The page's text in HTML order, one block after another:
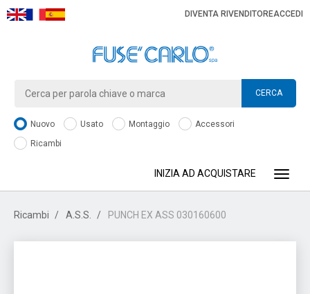
DIVENTA RIVENDITOREACCEDI
CERCA
Nuovo Usato Montaggio
Accessori
Ricambi
INIZIA AD ACQUISTARE
Ricambi A.S.S. PUNCH EX ASS 030160600